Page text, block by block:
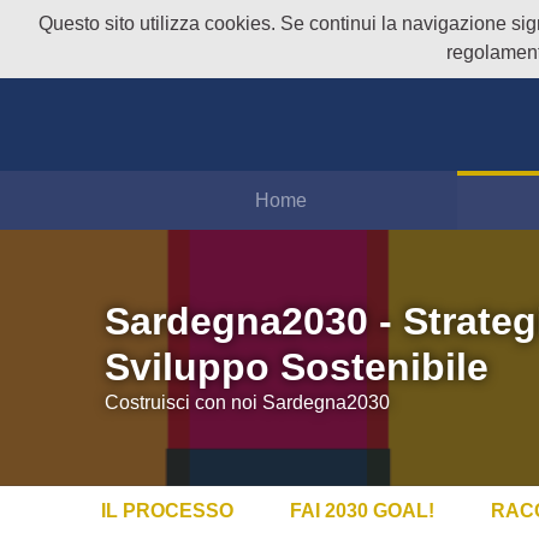
Questo sito utilizza cookies. Se continui la navigazione
Home
Sardegna2030 -
Sviluppo Sostenibile
Costruisci con noi Sardegna2030
IL PROCESSO FAI 2030 GOAL!